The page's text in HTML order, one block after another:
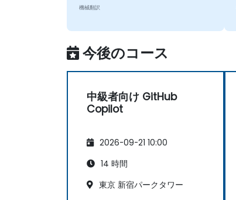
機械翻訳
今後のコース
中級者向け GitHub
Copilot
2026-09-21 10:00
14 時間
東京 新宿パークタワー